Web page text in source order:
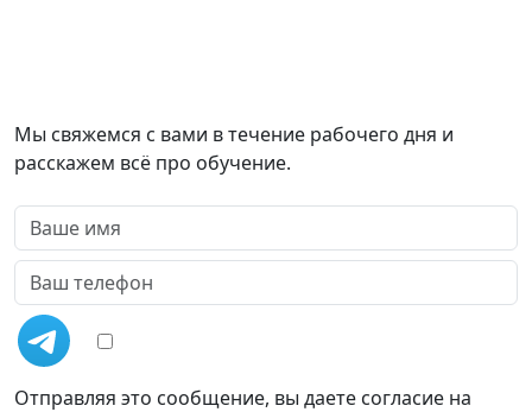
Мы свяжемся с вами в течение рабочего дня и
расскажем всё про обучение.
Отправляя это сообщение, вы даете согласие на